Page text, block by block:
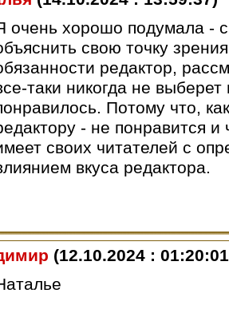
очень хорошо подумала -
свою точку
редактор,
таки никогда не
Потому что,
- не понравится
своих читателей с
вкуса редактора.
(12.10.2024 :